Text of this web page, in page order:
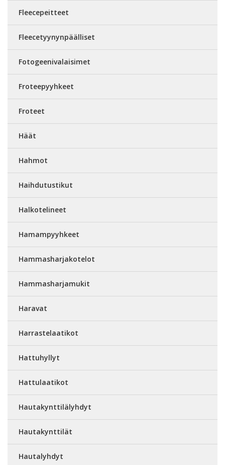
Fleecepeitteet
Fleecetyynynpäälliset
Fotogeenivalaisimet
Froteepyyhkeet
Froteet
Häät
Hahmot
Haihdutustikut
Halkotelineet
Hamampyyhkeet
Hammasharjakotelot
Hammasharjamukit
Haravat
Harrastelaatikot
Hattuhyllyt
Hattulaatikot
Hautakynttilälyhdyt
Hautakynttilät
Hautalyhdyt